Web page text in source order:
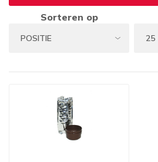
Sorteren op